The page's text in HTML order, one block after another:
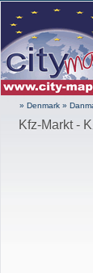
» Denmark »
Kfz-Markt -